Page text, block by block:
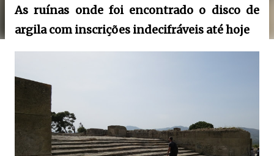
As ruínas onde foi encontrado o disco de
argila com inscrições indecifráveis até hoje